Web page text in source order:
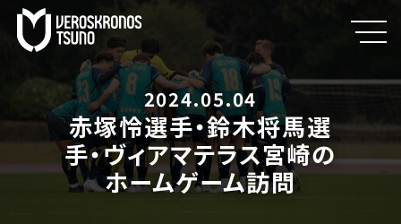
2024.05.04
赤塚怜選手・鈴木将馬選
手・ヴィアマテラス宮崎の
ホームゲーム訪問